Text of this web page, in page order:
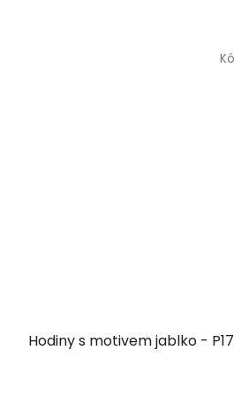
Hodiny s motivem jablko -